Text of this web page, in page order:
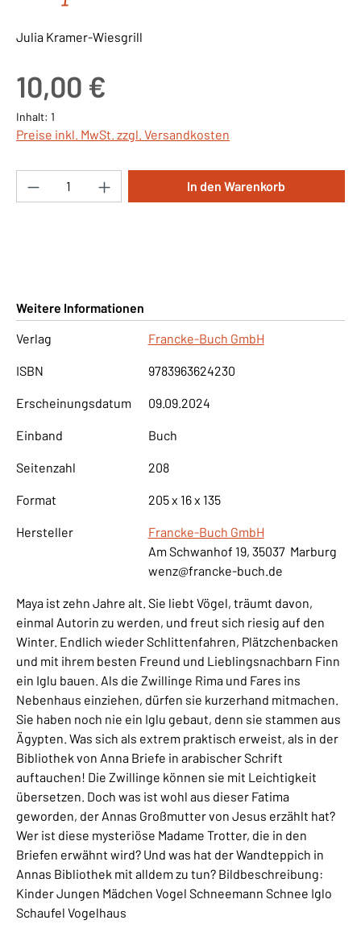
Julia Kramer-Wiesgrill
10,00 €
Inhalt: 1
Preise inkl. MwSt. zzgl. Versandkosten
Produkt Anzahl: Gib den gewünschten
In den Warenkorb
Weitere Informationen
Verlag
Francke-Buch GmbH
ISBN 9783963624230
Erscheinungsdatum 09.09.2024
Einband Buch
Seitenzahl 208
Format 205 x 16 x 135
Hersteller
Francke-Buch GmbH
Am Schwanhof 19, 35037 Marburg
wenz@francke-buch.de
Maya ist zehn Jahre alt. Sie liebt Vögel, träumt davon,
einmal Autorin zu werden, und freut sich riesig auf den
Winter. Endlich wieder Schlittenfahren, Plätzchenbacken
und mit ihrem besten Freund und Lieblingsnachbarn Finn
ein Iglu bauen. Als die Zwillinge Rima und Fares ins
Nebenhaus einziehen, dürfen sie kurzerhand mitmachen.
Sie haben noch nie ein Iglu gebaut, denn sie stammen aus
Ägypten. Was sich als extrem praktisch erweist, als in der
Bibliothek von Anna Briefe in arabischer Schrift
auftauchen! Die Zwillinge können sie mit Leichtigkeit
übersetzen. Doch was ist wohl aus dieser Fatima
geworden, der Annas Großmutter von Jesus erzählt hat?
Wer ist diese mysteriöse Madame Trotter, die in den
Briefen erwähnt wird? Und was hat der Wandteppich in
Annas Bibliothek mit alldem zu tun? Bildbeschreibung:
Kinder Jungen Mädchen Vogel Schneemann Schnee Iglo
Schaufel Vogelhaus